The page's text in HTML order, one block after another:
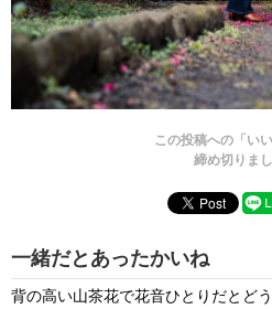
この投稿への「い
締め切りまし
一緒だとあったかいね
背の高い山茶花で花音ひとりだとど